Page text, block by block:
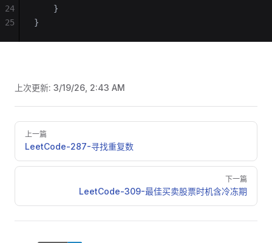
    }
}
24
25
上次更新: 3/19/26, 2:43 AM
Pager
上一篇
LeetCode-287-寻找重复数
下一篇
LeetCode-309-最佳买卖股票时机含冷冻期